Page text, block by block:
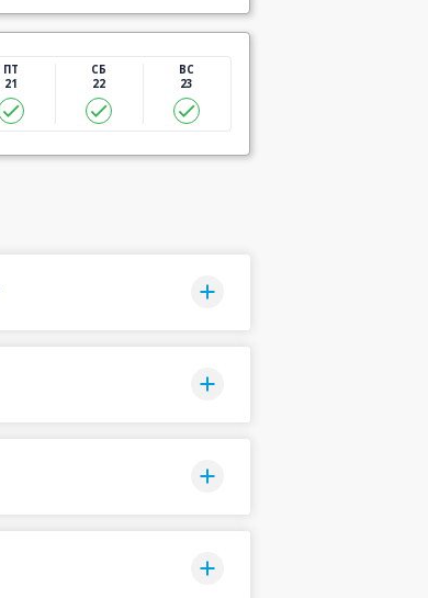
ПТ
21
СБ
22
ВС
23